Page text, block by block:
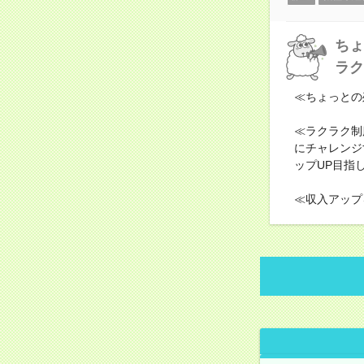
ち
ラ
≪ちょっとの
≪ラクラク
にチャレン
ップUP目指
≪収入アップ